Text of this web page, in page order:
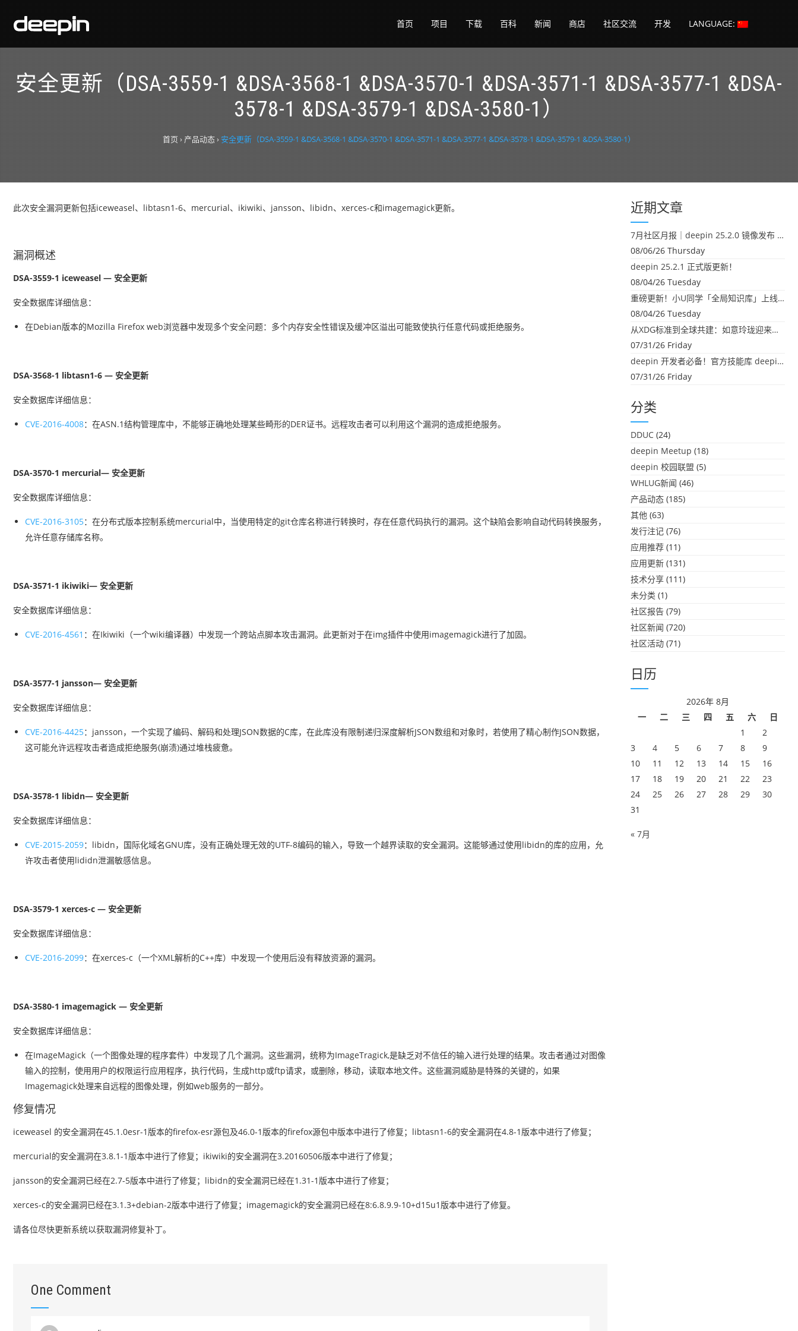
首页 项目 下载 百科 新闻 商店 社区交流 开发 LANGUAGE:
安全更新（DSA-3559-1 &DSA-3568-1 &DSA-3570-1 &DSA-3571-1 &DSA-3577-1 &DSA-
3578-1 &DSA-3579-1 &DSA-3580-1）
首页 ›产品动态›安全更新（DSA-3559-1 &DSA-3568-1 &DSA-3570-1 &DSA-3571-1 &DSA-3577-1 &DSA-3578-1 &DSA-3579-1 &DSA-3580-1）
此次安全漏洞更新包括iceweasel、libtasn1-6、mercurial、ikiwiki、jansson、libidn、xerces-c和imagemagick更新。
漏洞概述
DSA-3559-1 iceweasel — 安全更新
安全数据库详细信息：
在Debian版本的Mozilla Firefox web浏览器中发现多个安全问题：多个内存安全性错误及缓冲区溢出可能致使执行任意代码或拒绝服务。
DSA-3568-1 libtasn1-6 — 安全更新
安全数据库详细信息：
CVE-2016-4008：在ASN.1结构管理库中，不能够正确地处理某些畸形的DER证书。远程攻击者可以利用这个漏洞的造成拒绝服务。
DSA-3570-1 mercurial— 安全更新
安全数据库详细信息：
CVE-2016-3105：在分布式版本控制系统mercurial中，当使用特定的git仓库名称进行转换时，存在任意代码执行的漏洞。这个缺陷会影响自动代码转换服务，
允许任意存储库名称。
DSA-3571-1 ikiwiki— 安全更新
安全数据库详细信息：
CVE-2016-4561 ：在Ikiwiki（一个wiki编译器）中发现一个跨站点脚本攻击漏洞。此更新对于在img插件中使用imagemagick进行了加固。
DSA-3577-1 jansson— 安全更新
安全数据库详细信息：
CVE-2016-4425：jansson，一个实现了编码、解码和处理JSON数据的C库，在此库没有限制递归深度解析JSON数组和对象时，若使用了精心制作JSON数据，
这可能允许远程攻击者造成拒绝服务(崩渍)通过堆栈疲惫。
DSA-3578-1 libidn— 安全更新
安全数据库详细信息：
CVE-2015-2059：libidn，国际化域名GNU库，没有正确处理无效的UTF-8编码的输入，导致一个越界读取的安全漏洞。这能够通过使用libidn的库的应用，允
许攻击者使用lididn泄漏敏感信息。
DSA-3579-1 xerces-c — 安全更新
安全数据库详细信息：
CVE-2016-2099：在xerces-c（一个XML解析的C++库）中发现一个使用后没有释放资源的漏洞。
DSA-3580-1 imagemagick — 安全更新
安全数据库详细信息：
在ImageMagick（一个图像处理的程序套件）中发现了几个漏洞。这些漏洞，统称为ImageTragick,是缺乏对不信任的输入进行处理的结果。攻击者通过对图像
输入的控制，使用用户的权限运行应用程序，执行代码，生成http或ftp请求，或删除，移动，读取本地文件。这些漏洞威胁是特殊的关键的，如果
Imagemagick处理来自远程的图像处理，例如web服务的一部分。
修复情况
iceweasel 的安全漏洞在45.1.0esr-1版本的firefox-esr源包及46.0-1版本的firefox源包中版本中进行了修复；libtasn1-6的安全漏洞在4.8-1版本中进行了修复；
mercurial的安全漏洞在3.8.1-1版本中进行了修复；ikiwiki的安全漏洞在3.20160506版本中进行了修复；
jansson的安全漏洞已经在2.7-5版本中进行了修复；libidn的安全漏洞已经在1.31-1版本中进行了修复；
xerces-c的安全漏洞已经在3.1.3+debian-2版本中进行了修复；imagemagick的安全漏洞已经在8:6.8.9.9-10+d15u1版本中进行了修复。
请各位尽快更新系统以获取漏洞修复补丁。
One Comment
近期文章
7月社区月报｜deepin 25.2.0 镜像发布 & 小U同学定时任务上线
08/06/26 Thursday
deepin 25.2.1 正式版更新！
08/04/26 Tuesday
重磅更新！小U同学「全局知识库」上线：你的本地文件，终于"活"起来了
08/04/26 Tuesday
从XDG标准到全球共建：如意玲珑迎来首个海外开源贡献
07/31/26 Friday
deepin 开发者必备！官方技能库 deepin-skills 正式开源
07/31/26 Friday
分类
DDUC (24)
deepin Meetup (18)
deepin 校园联盟 (5)
WHLUG新闻 (46)
产品动态 (185)
其他 (63)
发行注记 (76)
应用推荐 (11)
应用更新 (131)
技术分享 (111)
未分类 (1)
社区报告 (79)
社区新闻 (720)
社区活动 (71)
日历
2026年 8月
一
二 三 四 五 六
日
1
2
3
4 5 6 7 8
9
10
11 12 13 14 15
16
17
18 19 20 21 22
23
24
25 26 27 28 29
30
31
« 7月